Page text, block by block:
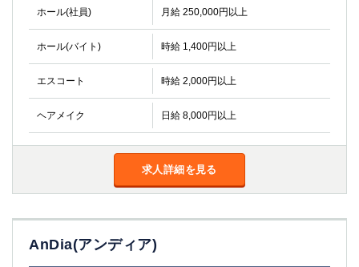
ホール(社員) 月給 250,000円以上
ホール(バイト) 時給 1,400円以上
エスコート 時給 2,000円以上
ヘアメイク 日給 8,000円以上
求人詳細を見る
AnDia(アンディア)